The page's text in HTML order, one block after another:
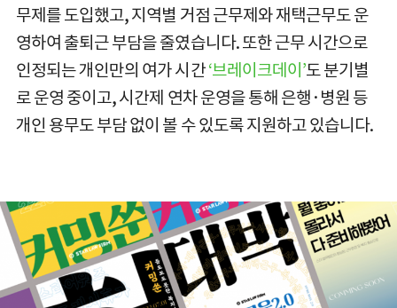
무제를 도입했고, 지역별 거점 근무제와 재택근무도 운
영하여 출퇴근 부담을 줄였습니다. 또한 근무 시간으로
인정되는 개인만의 여가 시간‘브레이크데이’도 분기별
로 운영 중이고, 시간제 연차 운영을 통해 은행·병원 등
개인 용무도 부담 없이 볼 수 있도록 지원하고 있습니다.